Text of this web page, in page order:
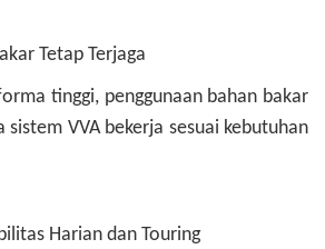
Tetap Terjaga
tinggi, penggunaan bahan bakar
VVA bekerja sesuai kebutuhan
Harian dan Touring